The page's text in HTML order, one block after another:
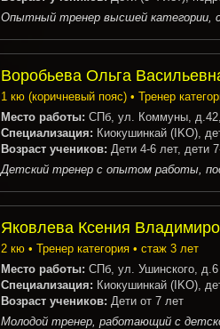
Опытный тренер высшей категории,
Воробьева Ольга
1 кю (коричневый пояс) • Тренер
Место работы: СПб, ул. Коммуны,
Специализация: Киокушинкай (IKO),
Возраст учеников: Дети 4-6 лет, дети
Детский тренер с опытом работы,
Яковлева Ксения
2 кю • Тренер категория • стаж 3 лет
Место работы: СПб, ул. Ушинского, д.6
Специализация: Киокушинкай (IKO),
Возраст учеников: Дети от 7 лет
Молодой тренер, работающий с